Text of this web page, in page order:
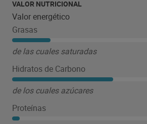
VALOR NUTRICIONAL
Valor energético
Grasas
de las cuales saturadas
Hidratos de Carbono
de los cuales azúcares
Proteínas